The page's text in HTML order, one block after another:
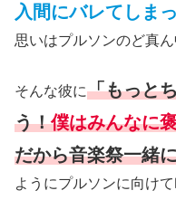
入間にバレてしま
思いはプルソンのど真
そんな彼に「もっと
う！僕はみんなに
だから音楽祭一緒
ようにプルソンに向け